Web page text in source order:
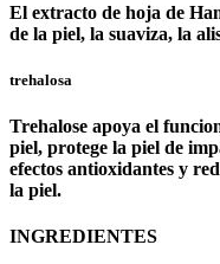
El extracto de hoja de
de la piel, la suaviza, la
trehalosa
Trehalose apoya el
piel, protege la piel de
efectos antioxidantes y
la piel.
INGREDIENTES